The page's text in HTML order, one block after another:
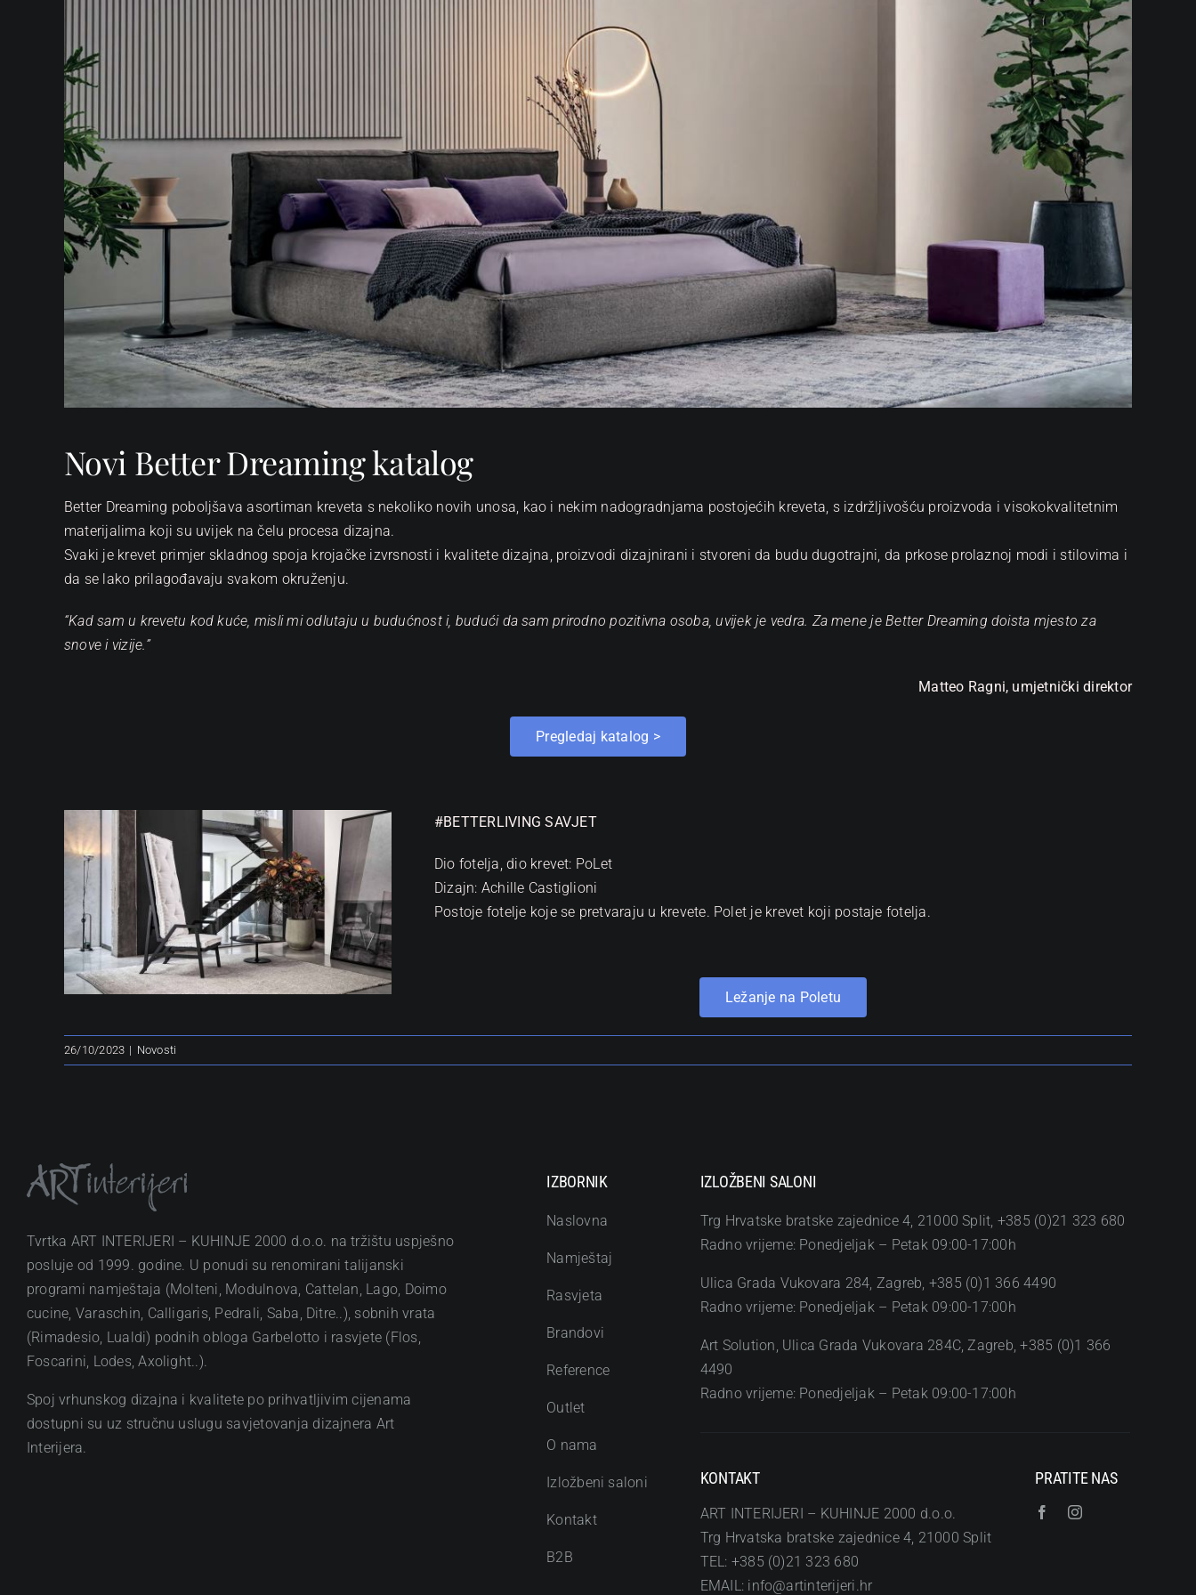
Novi Better Dreaming katalog
Better Dreaming poboljšava asortiman kreveta s nekoliko novih unosa, kao i nekim nadogradnjama postojećih kreveta, s izdržljivošću proizvoda i visokokvalitetnim
materijalima koji su uvijek na čelu procesa dizajna.
Svaki je krevet primjer skladnog spoja krojačke izvrsnosti i kvalitete dizajna, proizvodi dizajnirani i stvoreni da budu dugotrajni, da prkose prolaznoj modi i stilovima i
da se lako prilagođavaju svakom okruženju.
“Kad sam u krevetu kod kuće, misli mi odlutaju u budućnost i, budući da sam prirodno pozitivna osoba, uvijek je vedra. Za mene je Better Dreaming doista mjesto za
snove i vizije.”
Matteo Ragni, umjetnički direktor
Pregledaj katalog >
#BETTERLIVING SAVJET
Dio fotelja, dio krevet: PoLet
Dizajn: Achille Castiglioni
Postoje fotelje koje se pretvaraju u krevete. Polet je krevet koji postaje fotelja.
Ležanje na Poletu
26/10/2023 | Novosti
Tvrtka ART INTERIJERI – KUHINJE 2000 d.o.o. na tržištu uspješno
posluje od 1999. godine. U ponudi su renomirani talijanski
programi namještaja (Molteni, Modulnova, Cattelan, Lago, Doimo
cucine, Varaschin, Calligaris, Pedrali, Saba, Ditre..), sobnih vrata
(Rimadesio, Lualdi) podnih obloga Garbelotto i rasvjete (Flos,
Foscarini, Lodes, Axolight..).
Spoj vrhunskog dizajna i kvalitete po prihvatljivim cijenama
dostupni su uz stručnu uslugu savjetovanja dizajnera Art
Interijera.
IZBORNIK
Naslovna
Namještaj
Rasvjeta
Brandovi
Reference
Outlet
O nama
Izložbeni saloni
Kontakt
B2B
IZLOŽBENI SALONI
Trg Hrvatske bratske zajednice 4, 21000 Split, +385 (0)21 323 680
Radno vrijeme: Ponedjeljak – Petak 09:00-17:00h
Ulica Grada Vukovara 284, Zagreb, +385 (0)1 366 4490
Radno vrijeme: Ponedjeljak – Petak 09:00-17:00h
Art Solution, Ulica Grada Vukovara 284C, Zagreb, +385 (0)1 366
4490
Radno vrijeme: Ponedjeljak – Petak 09:00-17:00h
KONTAKT
ART INTERIJERI – KUHINJE 2000 d.o.o.
Trg Hrvatska bratske zajednice 4, 21000 Split
TEL: +385 (0)21 323 680
EMAIL: info@artinterijeri.hr
PRATITE NAS